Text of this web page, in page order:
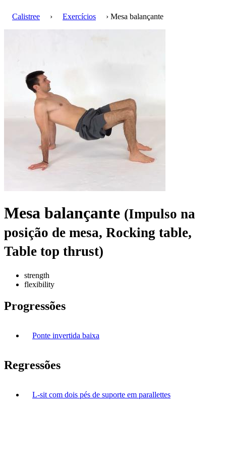
Calistree › Exercícios › Mesa balançante
Mesa balançante (Impulso na
posição de mesa, Rocking table,
Table top thrust)
strength
flexibility
Progressões
Ponte invertida baixa
Regressões
L-sit com dois pés de suporte em parallettes